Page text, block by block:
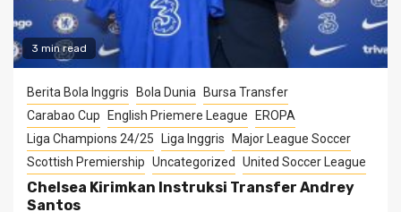
3 min read
Berita Bola Inggris Bola Dunia
Bursa Transfer
Carabao Cup
English Priemere League
EROPA
Liga Champions 24/25
Liga Inggris
Major League Soccer
Scottish Premiership Uncategorized United Soccer League
Chelsea Kirimkan Instruksi Transfer Andrey
Santos